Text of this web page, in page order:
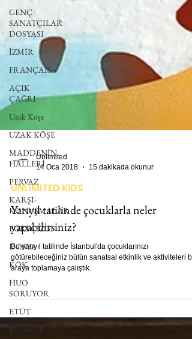
GENÇ
SANATÇILAR
DOSYASI
İZMİR
FRANÇAIS
AÇIK
ÇAĞRI
Uzak Köşe
UZAK KÖŞE
MADDENİN
HALLERİ
PERVAZ
KARŞI-
KONUŞMALAR
EĞRİ ÇİZGİ
DOSYA
KÖK
HUO
SORUYOR
ETÜT
BUDALA
Unlimited
14 Oca 2018
UNLIMITED KIDS
Yarıyıl tatilinde çocuklarla neler
yapabilirsiniz?
Bu yarıyıl tatilinde İstanbul'da çocuklarınızı
götürebileceğiniz bütün sanatsal etkinlik ve aktiviteleri bir
araya toplamaya çalıştık.